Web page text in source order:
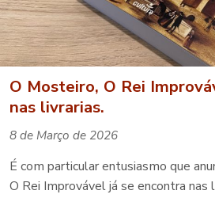
O Mosteiro, O Rei
nas livrarias.
8 de Março de 2026
É com particular entusiasmo que
O Rei Improvável já se encontra nas